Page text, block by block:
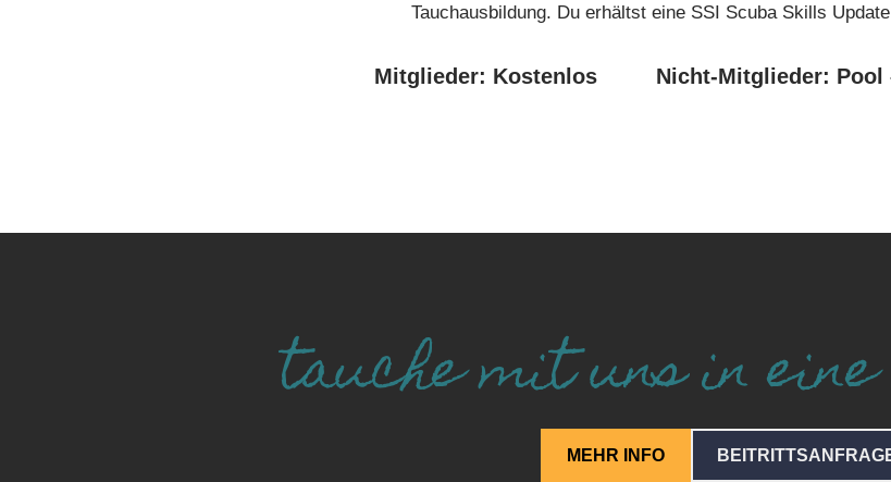
Tauchausbildung. Du erhältst eine SSI Scuba Skills
Mitglieder: Kostenlos Nicht-Mitglieder: Pool
tauche mit uns in
MEHR INFO